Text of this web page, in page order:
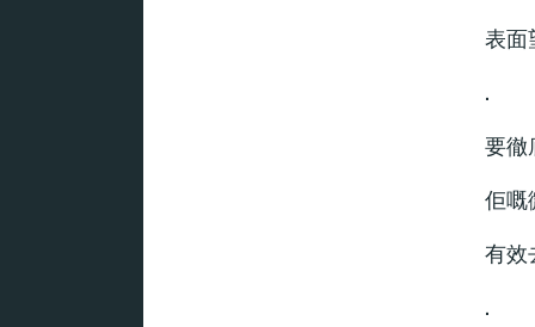
表面
.
要徹
佢嘅
有效
.